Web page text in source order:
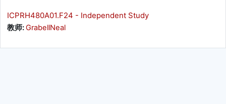
ICPRH480A01.F24 - Independent Study
教师:GrabellNeal